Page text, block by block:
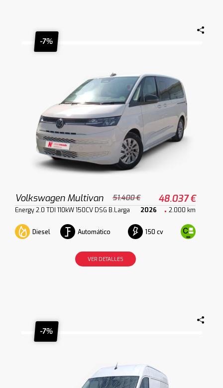
-7%
Volkswagen Multivan 51.400 € 48.037 €
Energy 2.0 TDI 110kW 150CV DSG B.Larga 2026 2.000 km
Diesel Automático 150 cv
VER DETALLES
-7%